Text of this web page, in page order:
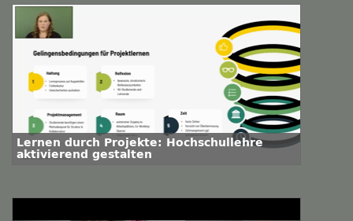
Lernen durch Projekte: Hochschullehre
aktivierend gestalten